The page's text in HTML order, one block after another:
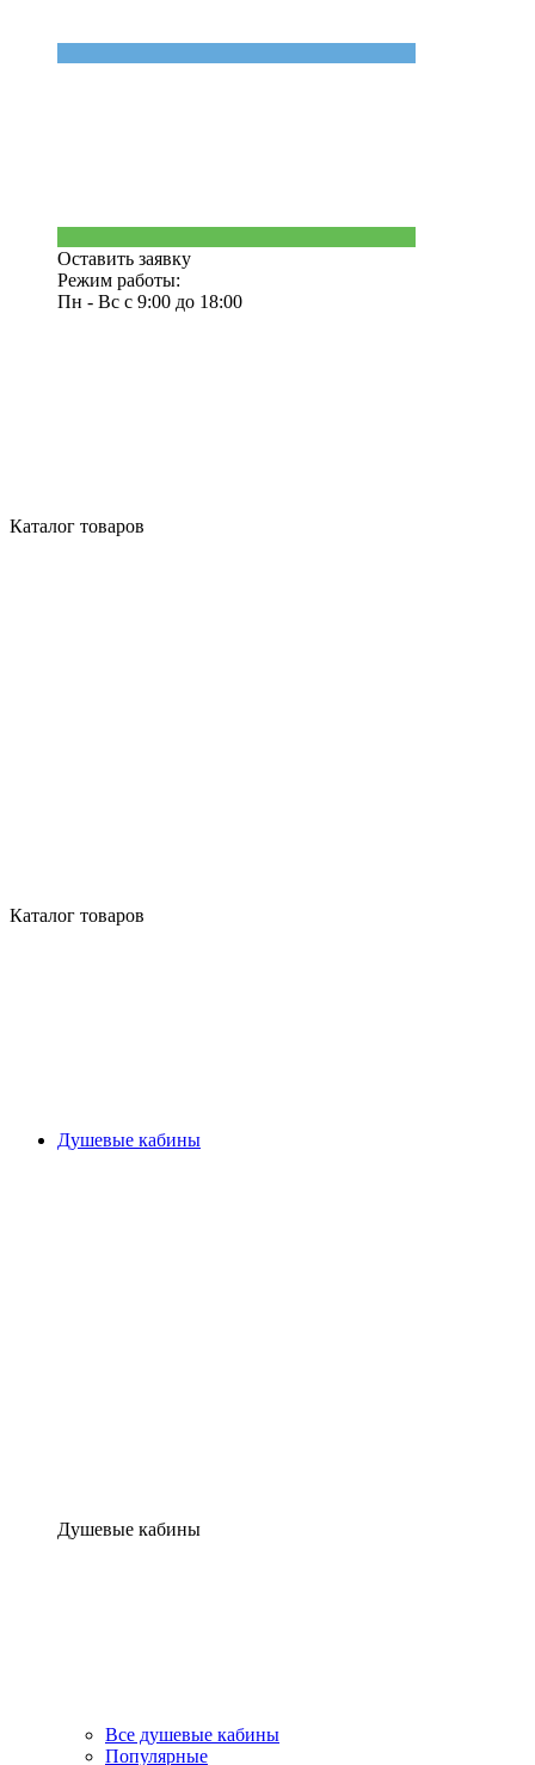
Оставить заявку
Режим работы:
Пн - Вс с 9:00 до 18:00
Каталог товаров
Каталог товаров
Душевые кабины
Душевые кабины
Все душевые кабины
Популярные